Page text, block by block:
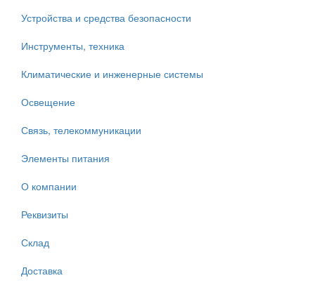
Устройства и средства безопасности
Инструменты, техника
Климатические и инженерные системы
Освещение
Связь, телекоммуникации
Элементы питания
О компании
Реквизиты
Склад
Доставка